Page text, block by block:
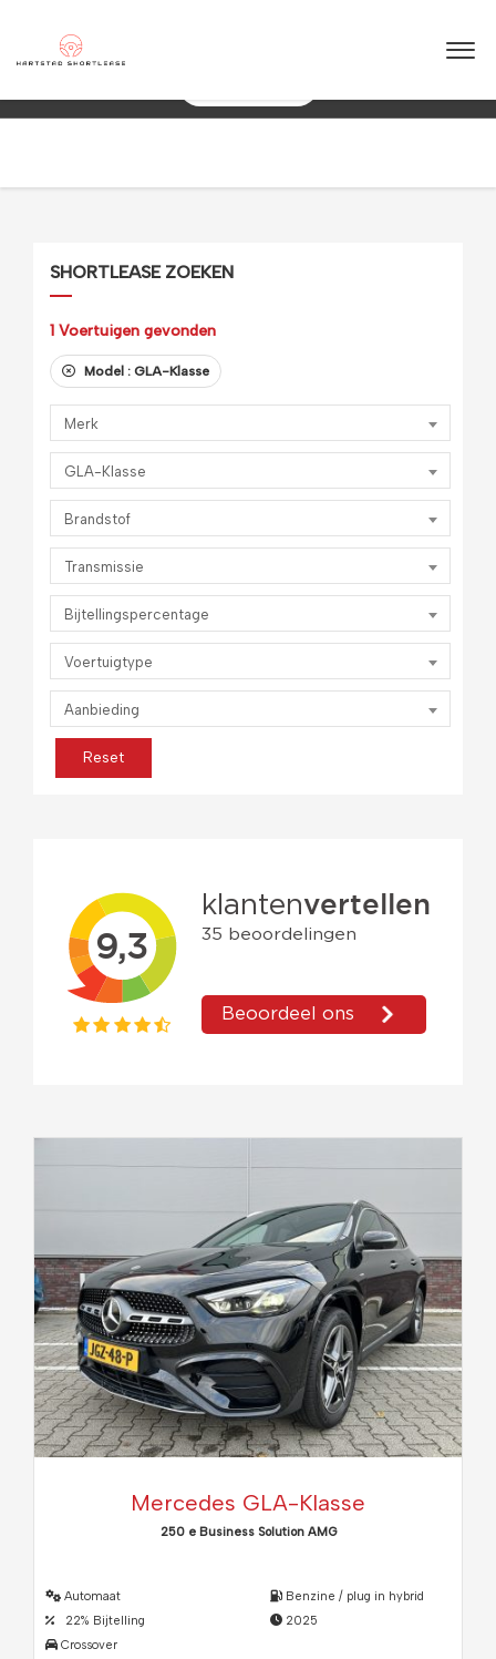
10+ jaar ervaring in shortlease – Betrouwbaar & flexibel!
SHORTLEASE ZOEKEN
1 Voertuigen gevonden
Model : GLA-Klasse
Merk
GLA-Klasse
Brandstof
Transmissie
Bijtellingspercentage
Voertuigtype
Aanbieding
Reset
Mercedes GLA-Klasse
250 e Business Solution AMG
Automaat
22% Bijtelling
Crossover
Benzine / plug in hybrid
2025